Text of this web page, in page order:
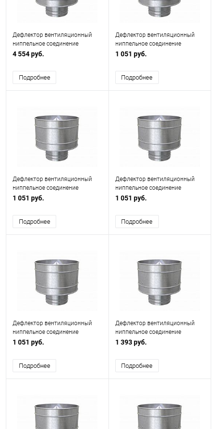
Дефлектор вентиляционный
ниппельное соединение
ф450мм
4 554 руб.
Подробнее
Дефлектор вентиляционный
ниппельное соединение
ф160мм
1 051 руб.
Подробнее
Дефлектор вентиляционный
ниппельное соединение
ф140мм
1 051 руб.
Подробнее
Дефлектор вентиляционный
ниппельное соединение
ф200мм
1 051 руб.
Подробнее
Дефлектор вентиляционный
ниппельное соединение
ф100мм
1 051 руб.
Подробнее
Дефлектор вентиляционный
ниппельное соединение
ф280мм
1 393 руб.
Подробнее